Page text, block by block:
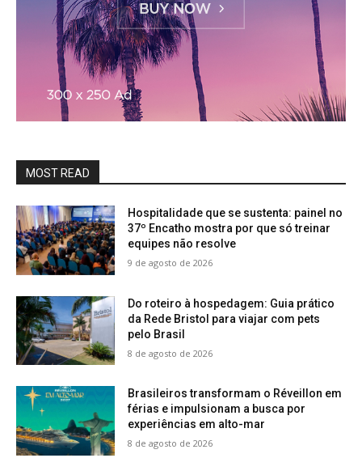
MOST READ
Hospitalidade que se sustenta: painel no
37º Encatho mostra por que só treinar
equipes não resolve
9 de agosto de 2026
Do roteiro à hospedagem: Guia prático
da Rede Bristol para viajar com pets
pelo Brasil
8 de agosto de 2026
Brasileiros transformam o Réveillon em
férias e impulsionam a busca por
experiências em alto-mar
8 de agosto de 2026